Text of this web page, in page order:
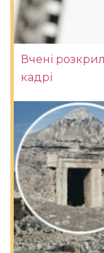
Вчені
кадрі